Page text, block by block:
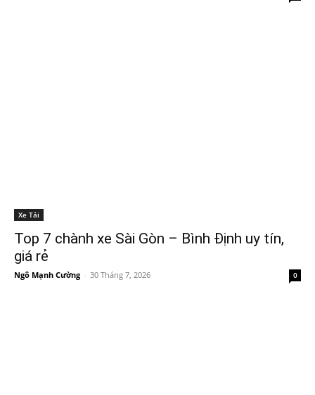
Xe Tải
Top 7 chành xe Sài Gòn – Bình Định uy tín,
giá rẻ
Ngô Mạnh Cường - 30 Tháng 7, 2026 0